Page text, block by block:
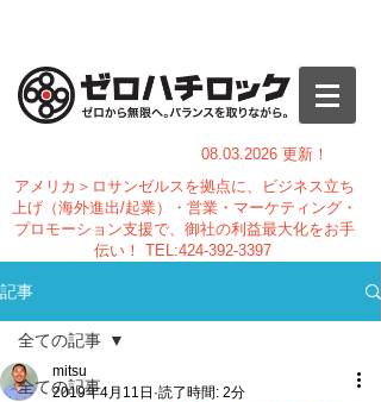
08.03.2026 更新！
アメリカ＞ロサンゼルスを拠点に、ビジネス立ち
上げ（海外進出/起業）・営業・マーケティング・
プロモーション支援で、御社の利益最大化をお手
伝い！ TEL:424-392-3397
記事
全ての記事
全ての記事
mitsu
2019年4月11日 読了時間: 2分